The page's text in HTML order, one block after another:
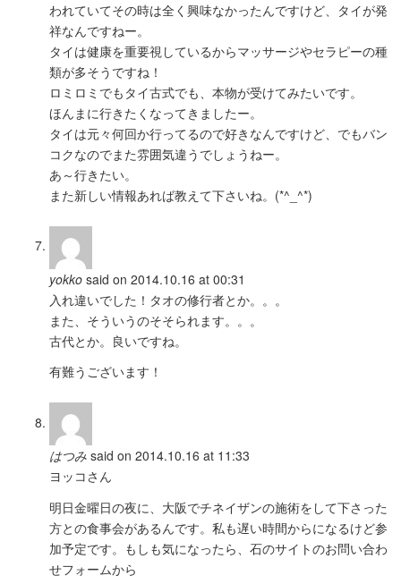
われていてその時は全く興味なかったんですけど、タイが発
祥なんですねー。
タイは健康を重要視しているからマッサージやセラピーの種
類が多そうですね！
ロミロミでもタイ古式でも、本物が受けてみたいです。
ほんまに行きたくなってきましたー。
タイは元々何回か行ってるので好きなんですけど、でもバン
コクなのでまた雰囲気違うでしょうねー。
あ～行きたい。
また新しい情報あれば教えて下さいね。(*^_^*)
yokko said on 2014.10.16 at 00:31
入れ違いでした！タオの修行者とか。。。
また、そういうのそそられます。。。
古代とか。良いですね。
有難うございます！
はつみ said on 2014.10.16 at 11:33
ヨッコさん
明日金曜日の夜に、大阪でチネイザンの施術をして下さった
方との食事会があるんです。私も遅い時間からになるけど参
加予定です。もしも気になったら、石のサイトのお問い合わ
せフォームから